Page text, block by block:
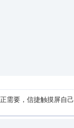
需要，信捷触摸屏自